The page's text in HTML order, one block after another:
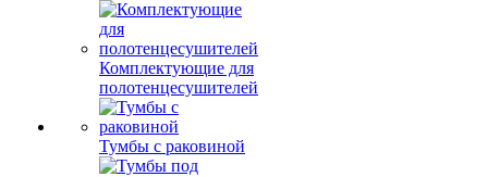
Комплектующие для
полотенцесушителей
Тумбы с раковиной